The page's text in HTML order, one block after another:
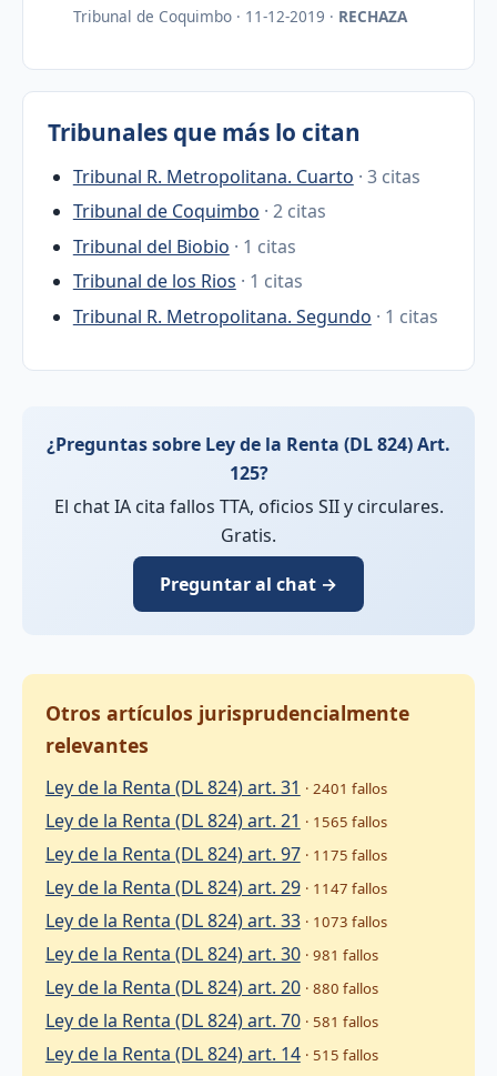
Tribunal de Coquimbo · 11-12-2019 · RECHAZA
Tribunales que más lo citan
Tribunal R. Metropolitana. Cuarto · 3 citas
Tribunal de Coquimbo · 2 citas
Tribunal del Biobio · 1 citas
Tribunal de los Rios · 1 citas
Tribunal R. Metropolitana. Segundo · 1 citas
¿Preguntas sobre Ley de la Renta (DL 824) Art.
125?
El chat IA cita fallos TTA, oficios SII y circulares.
Gratis.
Preguntar al chat →
Otros artículos jurisprudencialmente
relevantes
Ley de la Renta (DL 824) art. 31 · 2401 fallos
Ley de la Renta (DL 824) art. 21 · 1565 fallos
Ley de la Renta (DL 824) art. 97 · 1175 fallos
Ley de la Renta (DL 824) art. 29 · 1147 fallos
Ley de la Renta (DL 824) art. 33 · 1073 fallos
Ley de la Renta (DL 824) art. 30 · 981 fallos
Ley de la Renta (DL 824) art. 20 · 880 fallos
Ley de la Renta (DL 824) art. 70 · 581 fallos
Ley de la Renta (DL 824) art. 14 · 515 fallos